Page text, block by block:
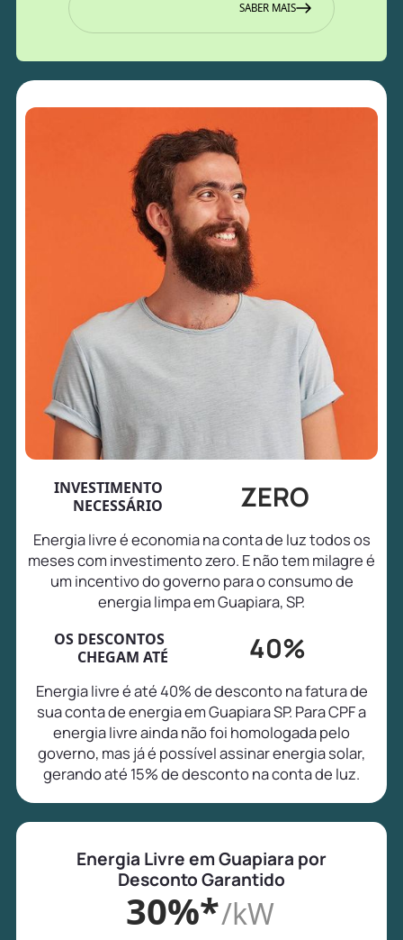
SABER MAIS
INVESTIMENTO
NECESSÁRIO
ZERO
Energia livre é economia na conta de luz todos os
meses com investimento zero. E não tem milagre é
um incentivo do governo para o consumo de
energia limpa em Guapiara, SP.
OS DESCONTOS
CHEGAM ATÉ
40%
Energia livre é até 40% de desconto na fatura de
sua conta de energia em Guapiara SP. Para CPF a
energia livre ainda não foi homologada pelo
governo, mas já é possível assinar energia solar,
gerando até 15% de desconto na conta de luz.
Energia Livre em Guapiara por
Desconto Garantido
30%*/kW